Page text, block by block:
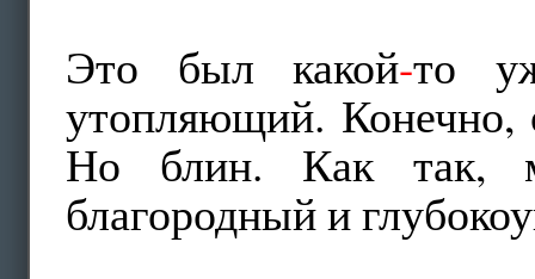
Это был какой-то
утопляющий.
Но блин. Как так,
благородный и